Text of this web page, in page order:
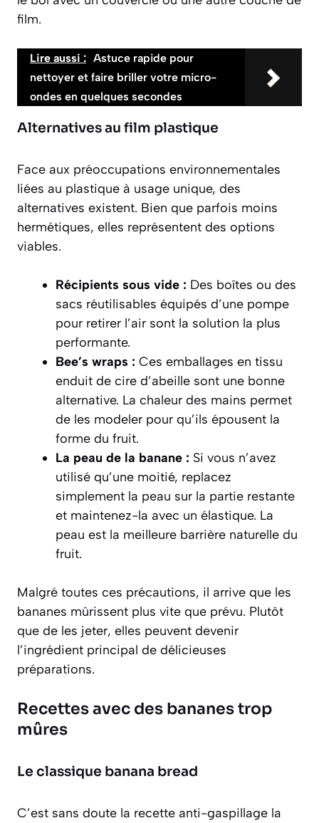
film.
Lire aussi : Astuce rapide pour
nettoyer et faire briller votre micro-
ondes en quelques secondes
Alternatives au film plastique
Face aux préoccupations environnementales
liées au plastique à usage unique, des
alternatives existent. Bien que parfois moins
hermétiques, elles représentent des options
viables.
Récipients sous vide : Des boîtes ou des
sacs réutilisables équipés d’une pompe
pour retirer l’air sont la solution la plus
performante.
Bee’s wraps : Ces emballages en tissu
enduit de cire d’abeille sont une bonne
alternative. La chaleur des mains permet
de les modeler pour qu’ils épousent la
forme du fruit.
La peau de la banane : Si vous n’avez
utilisé qu’une moitié, replacez
simplement la peau sur la partie restante
et maintenez-la avec un élastique. La
peau est la meilleure barrière naturelle du
fruit.
Malgré toutes ces précautions, il arrive que les
bananes mûrissent plus vite que prévu. Plutôt
que de les jeter, elles peuvent devenir
l’ingrédient principal de délicieuses
préparations.
Recettes avec des bananes trop
mûres
Le classique banana bread
C’est sans doute la recette anti-gaspillage la